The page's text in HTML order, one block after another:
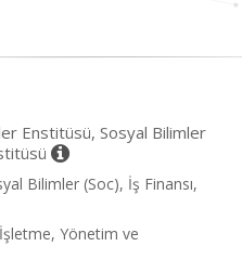
Enstitüsü, Sosyal Bilimler
Bilimler (Soc), İş Finansı,
İşletme, Yönetim ve